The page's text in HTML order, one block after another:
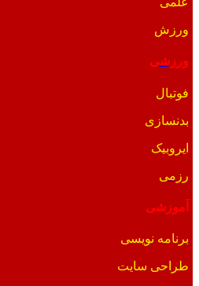
ورزش
ورزشی
فوتبال
بدنسازی
ایروبیک
رزمی
آموزشی
برنامه نویسی
طراحی سایت